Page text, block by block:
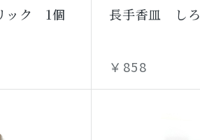
ック 1個
長手香皿 しろ
￥858